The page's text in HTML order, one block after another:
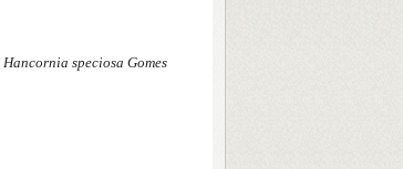
Hancornia speciosa Gomes